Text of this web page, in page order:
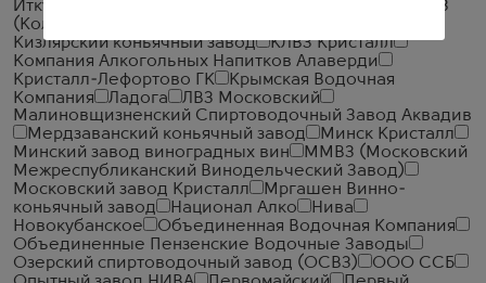
Иткульский спиртзавод
КВКЗ
(Коломенский винно-коньячный завод)
Кизлярский коньячный завод
КЛВЗ Кристалл
Компания Алкогольных Напитков Алаверди
Кристалл-Лефортово ГК
Крымская Водочная
Компания
Ладога
ЛВЗ Московский
Малиновщизненский Спиртоводочный Завод Аквадив
Мердзаванский коньячный завод
Минск Кристалл
Минский завод виноградных вин
ММВЗ (Московский
Межреспубликанский Винодельческий Завод)
Московский завод Кристалл
Мргашен Винно-
коньячный завод
Национал Алко
Нива
Новокубанское
Объединенная Водочная Компания
Объединенные Пензенские Водочные Заводы
Озерский спиртоводочный завод (ОСВЗ)
ООО ССБ